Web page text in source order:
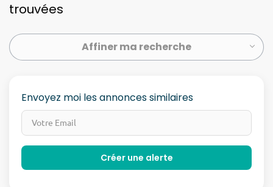
trouvées
Affiner ma recherche
Envoyez moi les annonces similaires